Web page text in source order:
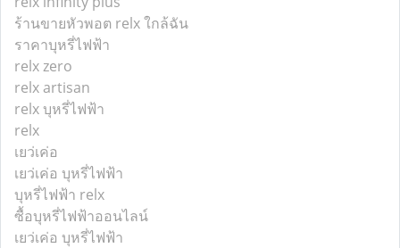
ร้านขายหัวพอต relx ใกล้ฉัน
ราคาบุหรี่ไฟฟ้า
relx zero
relx artisan
relx บุหรี่ไฟฟ้า
relx
เยว่เค่อ
เยว่เค่อ บุหรี่ไฟฟ้า
บุหรี่ไฟฟ้า relx
ซื้อบุหรี่ไฟฟ้าออนไลน์
เยว่เค่อ บุหรี่ไฟฟ้า